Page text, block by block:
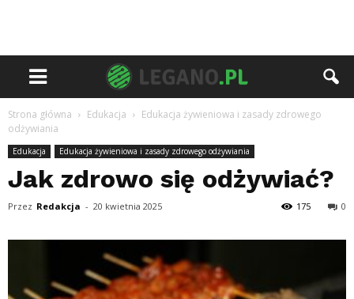
Strona główna Edukacja
Edukacja żywieniowa i zasady zdrowego
odżywiania
Edukacja Edukacja żywieniowa i zasady zdrowego odżywiania
Jak zdrowo się odżywiać?
Przez Redakcja - 20 kwietnia 2025 0
175